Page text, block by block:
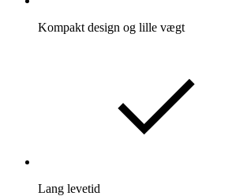
Kompakt design og lille vægt
Lang levetid